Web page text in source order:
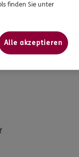
finden Sie unter
Alle akzeptieren